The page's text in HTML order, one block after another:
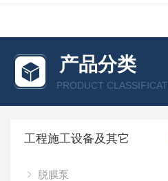
产品分类
PRODUCT
工程施工设备及其它
脱膜泵